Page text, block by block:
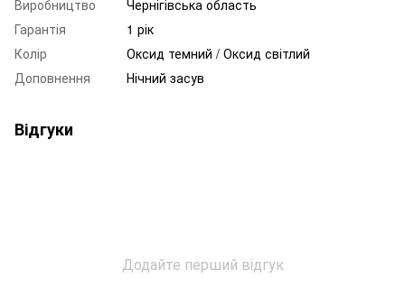
Виробництво
Чернігівська область
Гарантія
1 рік
Колір
Оксид темний / Оксид світлий
Доповнення
Нічний засув
Відгуки
Додайте перший відгук